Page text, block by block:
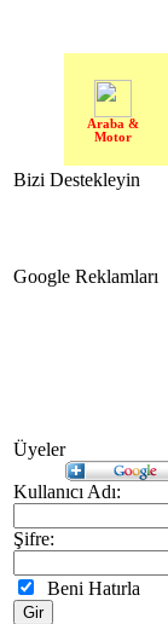
Araba &
Motor
Bizi Destekleyin
Google Reklamları
Üyeler
Kullanıcı Adı:
Şifre:
Beni Hatırla